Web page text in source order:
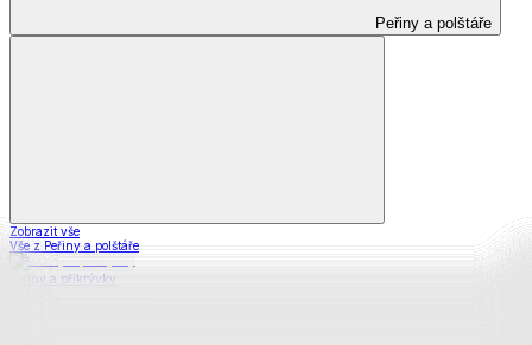
Peřiny a polštáře
Zobrazit vše
Vše z Peřiny a polštáře
Peřiny a přikrývky